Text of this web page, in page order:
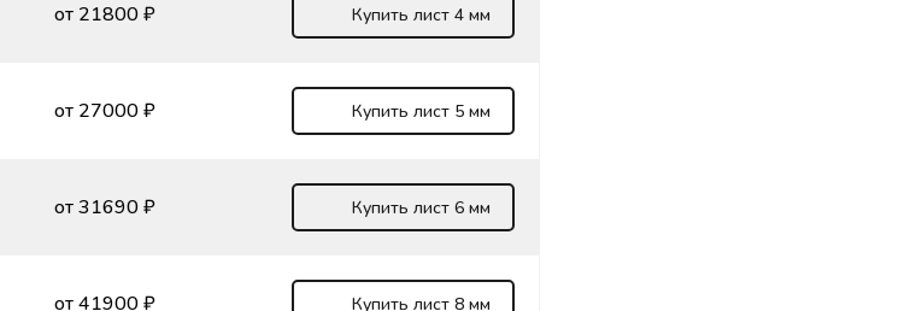
от 21800 ₽ Купить лист 4 мм
от 27000 ₽ Купить лист 5 мм
от 31690 ₽ Купить лист 6 мм
от 41900 ₽ Купить лист 8 мм